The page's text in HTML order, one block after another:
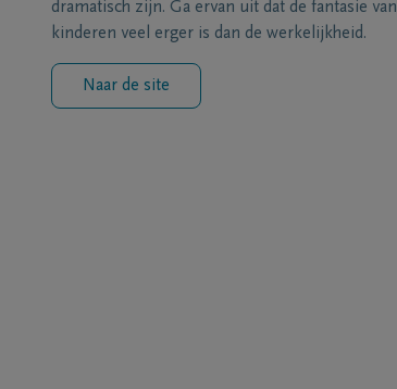
dramatisch zijn. Ga ervan uit dat de fantasie van
kinderen veel erger is dan de werkelijkheid.
Naar de site